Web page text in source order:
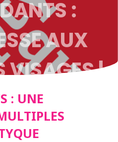
:
AUX
VISAGES |
: UNE